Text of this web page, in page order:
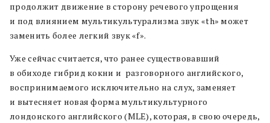
продолжит движение в сторону речевого упрощения
и под влиянием мультикультурализма звук «th» может
заменить более легкий звук «f».
Уже сейчас считается, что ранее существовавший
в обиходе гибрид кокни и разговорного английского,
воспринимаемого исключительно на слух, заменяет
и вытесняет новая форма мультикультурного
лондонского английского(MLE), которая, в свою очередь,